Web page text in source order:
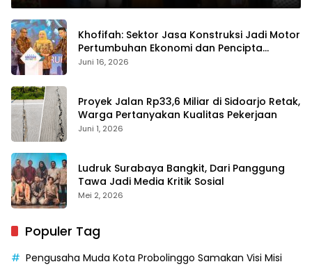
Khofifah: Sektor Jasa Konstruksi Jadi Motor
Pertumbuhan Ekonomi dan Pencipta
Lapangan Kerja
Juni 16, 2026
Proyek Jalan Rp33,6 Miliar di Sidoarjo Retak,
Warga Pertanyakan Kualitas Pekerjaan
Juni 1, 2026
Ludruk Surabaya Bangkit, Dari Panggung
Tawa Jadi Media Kritik Sosial
Mei 2, 2026
Populer Tag
Pengusaha Muda Kota Probolinggo Samakan Visi Misi